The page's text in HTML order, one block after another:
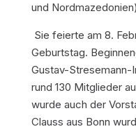
und
Sie feierte am 8.
Geburtstag.
Gustav-
rund 130 Mitglieder
wurde auch der
Clauss aus Bonn